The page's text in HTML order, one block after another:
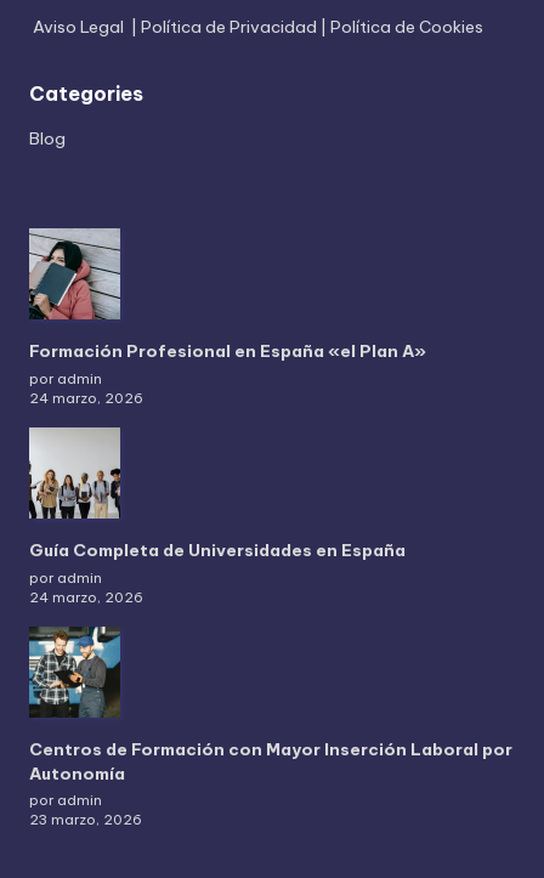
Aviso Legal Política de Privacidad Política de Cookies
Categories
Blog
Formación Profesional en España «el Plan A»
por admin
24 marzo, 2026
Guía Completa de Universidades en España
por admin
24 marzo, 2026
Centros de Formación con Mayor Inserción Laboral por
Autonomía
por admin
23 marzo, 2026